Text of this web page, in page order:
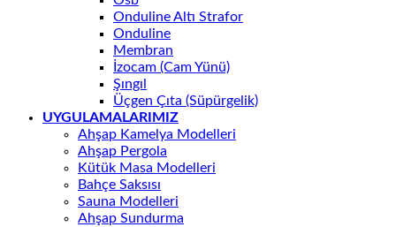
Onduline Altı Strafor
Onduline
Membran
İzocam (Cam Yünü)
Şıngıl
Üçgen Çıta (Süpürgelik)
UYGULAMALARIMIZ
Ahşap Kamelya Modelleri
Ahşap Pergola
Kütük Masa Modelleri
Bahçe Saksısı
Sauna Modelleri
Ahşap Sundurma